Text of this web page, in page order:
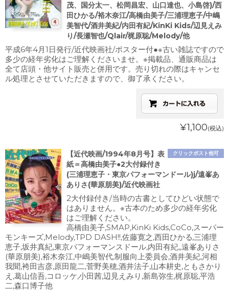
茂、国分太一、松岡昌宏、山口達也、小島啓)/西
田ひかる/裕木奈江/高橋由美子/三浦理恵子/中嶋
美智代/酒井美紀/内田有紀/KinKi Kids/辺見えみ
り/長瀬智也/Qlair/梶原聡/Melody/他
平成6年4月1日発行/近代映画社/ポスター付●※古い雑誌ですので
多少の経年劣化はご理解くださいませ。※掲載品、通販商品は
全て店頭・他サイト販売と併用です。売り切れの際はキャンセ
ル処理とさせていただきますので、御了承ください。
¥1,100(税込)
クリックポスト他可
【近代映画/1994年8月号】表
紙＝高橋由美子●2大付録付き
(三浦理恵子・東京パフォーマンドール)j/遠峯あ
ありさ(華原朋美)/近代映画社
2大付録付き/当時の古書としてひどい状態で
はありません。※古本のため多少の経年劣化
はご理解ください。
高橋由美子,SMAP,KinKi Kids,CoCo,スーパー
モンキーズ,Melody,TPD DASH!!,佐藤寛之,西田ひかる,三浦理
恵子,坂井真紀,東京パフォーマンスドール,内田有紀,,遠峯ありさ
(華原朋美),裕木奈江,中嶋美智代,制服向上委員会,酒井美紀,河相
我聞,袴田吉彦,原田龍二,菅野美穂,酒井法子,山本耕史,ともさかり
え,葛山信吾,コロッケ,小田茜,辺見えみり,新島弥生,梶原聡,平浩
二,森口博子他